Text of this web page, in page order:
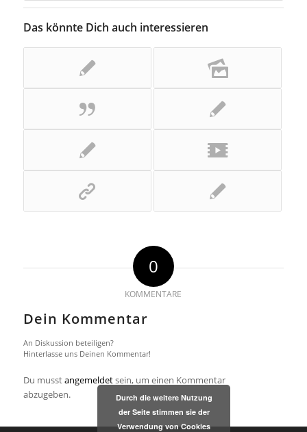
Das könnte Dich auch interessieren
0
KOMMENTARE
Dein Kommentar
An Diskussion beteiligen?
Hinterlasse uns Deinen Kommentar!
Du musstangemeldetsein, um einen Kommentar
abzugeben.
Durch die weitere Nutzung
der Seite stimmen sie der
Verwendung von Cookies